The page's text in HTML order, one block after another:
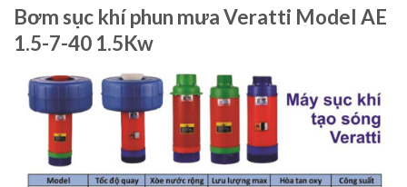
Bơm sục khí phun mưa Veratti Model AE
1.5-7-40 1.5Kw